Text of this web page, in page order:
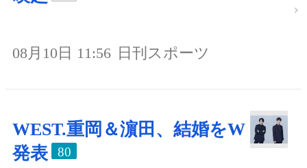
08月10日 11:56 日刊スポーツ
WEST.重岡＆濵田、結婚をW
発表
80